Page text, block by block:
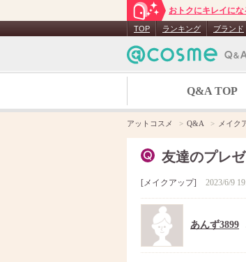
おトクにキレイにな
TOP ランキング ブランド
Q&A TOP
アットコスメ Q&A メイク
友達のプレ
メイクアップ 2023/6/9
あんず3899